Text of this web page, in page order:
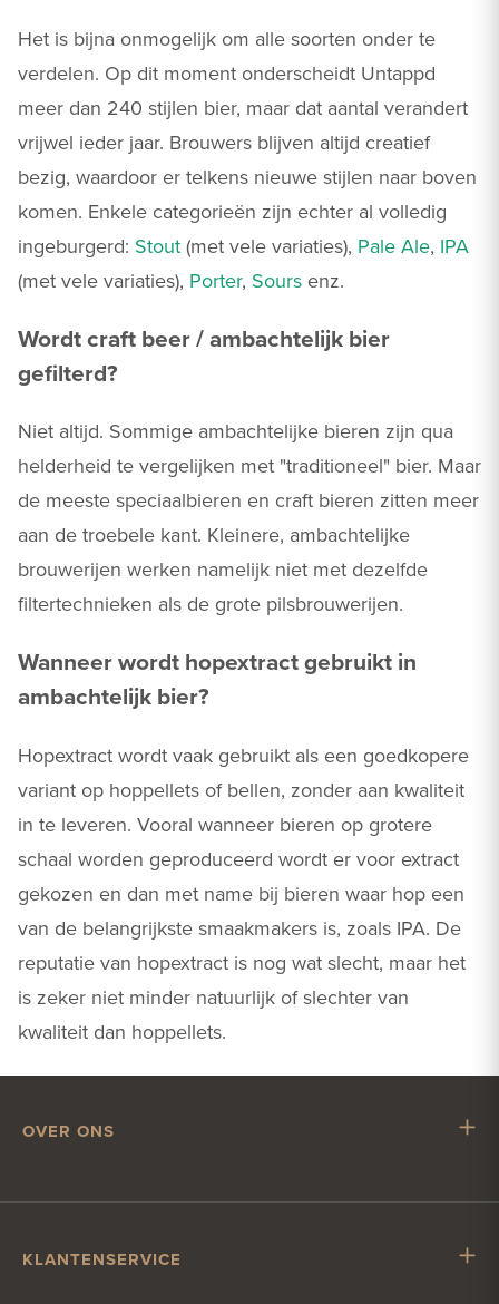
Het is bijna onmogelijk om alle soorten onder te
verdelen. Op dit moment onderscheidt Untappd
meer dan 240 stijlen bier, maar dat aantal verandert
vrijwel ieder jaar. Brouwers blijven altijd creatief
bezig, waardoor er telkens nieuwe stijlen naar boven
komen. Enkele categorieën zijn echter al volledig
ingeburgerd: Stout (met vele variaties), Pale Ale, IPA
(met vele variaties), Porter, Sours enz.
Wordt craft beer / ambachtelijk bier
gefilterd?
Niet altijd. Sommige ambachtelijke bieren zijn qua
helderheid te vergelijken met "traditioneel" bier. Maar
de meeste speciaalbieren en craft bieren zitten meer
aan de troebele kant. Kleinere, ambachtelijke
brouwerijen werken namelijk niet met dezelfde
filtertechnieken als de grote pilsbrouwerijen.
Wanneer wordt hopextract gebruikt in
ambachtelijk bier?
Hopextract wordt vaak gebruikt als een goedkopere
variant op hoppellets of bellen, zonder aan kwaliteit
in te leveren. Vooral wanneer bieren op grotere
schaal worden geproduceerd wordt er voor extract
gekozen en dan met name bij bieren waar hop een
van de belangrijkste smaakmakers is, zoals IPA. De
reputatie van hopextract is nog wat slecht, maar het
is zeker niet minder natuurlijk of slechter van
kwaliteit dan hoppellets.
OVER ONS
Vacatures
KLANTENSERVICE